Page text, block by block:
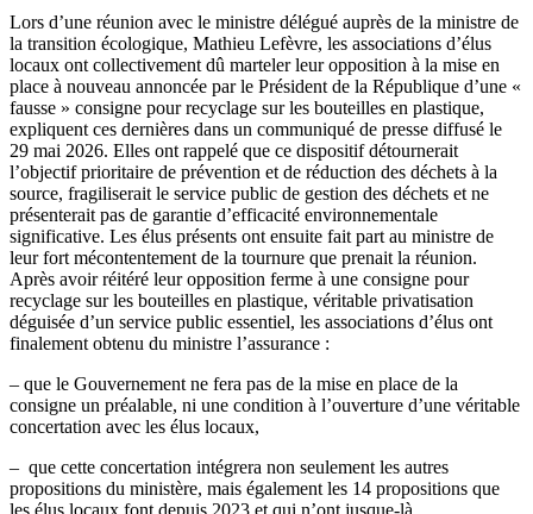
Lors d’une réunion avec le ministre délégué auprès de la ministre de
la transition écologique, Mathieu Lefèvre, les associations d’élus
locaux ont collectivement dû marteler leur opposition à la mise en
place à nouveau annoncée par le Président de la République d’une «
fausse » consigne pour recyclage sur les bouteilles en plastique,
expliquent ces dernières dans un communiqué de presse diffusé le
29 mai 2026. Elles ont rappelé que ce dispositif détournerait
l’objectif prioritaire de prévention et de réduction des déchets à la
source, fragiliserait le service public de gestion des déchets et ne
présenterait pas de garantie d’efficacité environnementale
significative. Les élus présents ont ensuite fait part au ministre de
leur fort mécontentement de la tournure que prenait la réunion.
Après avoir réitéré leur opposition ferme à une consigne pour
recyclage sur les bouteilles en plastique, véritable privatisation
déguisée d’un service public essentiel, les associations d’élus ont
finalement obtenu du ministre l’assurance :
– que le Gouvernement ne fera pas de la mise en place de la
consigne un préalable, ni une condition à l’ouverture d’une véritable
concertation avec les élus locaux,
– que cette concertation intégrera non seulement les autres
propositions du ministère, mais également les 14 propositions que